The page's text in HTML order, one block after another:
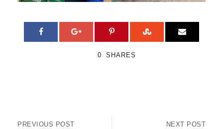
0 SHARES
PREVIOUS POST NEXT POST